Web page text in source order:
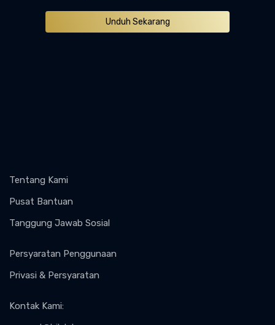
Unduh Sekarang
Tentang Kami
Pusat Bantuan
Tanggung Jawab Sosial
Persyaratan Penggunaan
Privasi & Persyaratan
Kontak Kami: